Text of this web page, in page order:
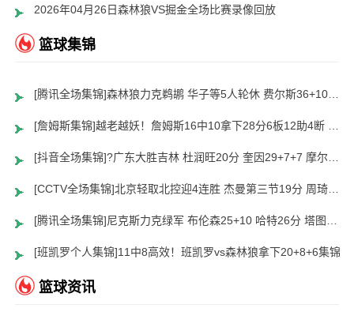
2026年04月26日森林狼VS掘金全场比赛录像回放
篮球集锦
[腾讯全场集锦]森林狼力克鹈鹕 华子等5人轮休 费尔斯36+10 奎因30+22
[詹姆斯集锦]越老越妖！詹姆斯16中10拿下28分6板12助4断 末节3次击地妙传
[抖音全场集锦]?广东大胜吉林 杜润旺20分 奎因29+7+7 摩尔空砍31分
[CCTV全场集锦]北京轻取北控迎4连胜 杰曼第三节19分 周琦15+12 朱松玮15分
[腾讯全场集锦]尼克斯力克绿军 布伦森25+10 哈特26分 塔图姆空砍24+13+8
[班凯罗个人集锦]11中8高效！班凯罗vs森林狼拿下20+8+6集锦
篮球资讯